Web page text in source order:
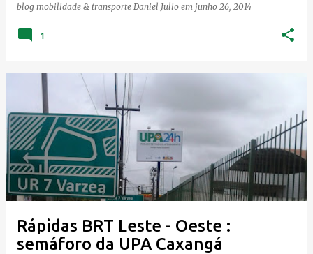
blog mobilidade & transporte Daniel Julio em junho 26, 2014
1
Rápidas BRT Leste - Oeste :
semáforo da UPA Caxangá